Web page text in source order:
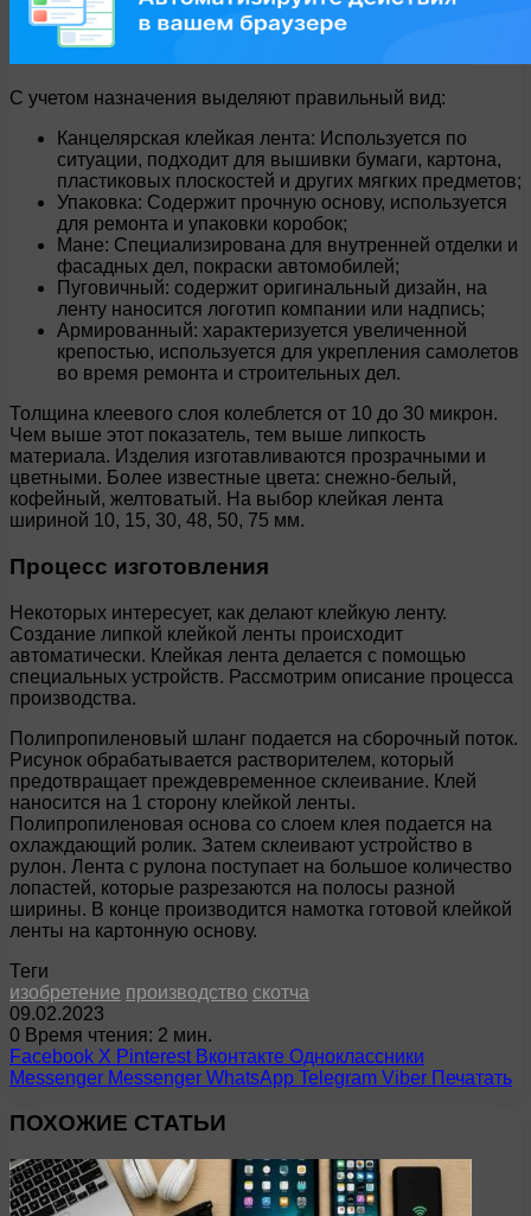
С учетом назначения выделяют правильный вид:
Канцелярская клейкая лента: Используется по
ситуации, подходит для вышивки бумаги, картона,
пластиковых плоскостей и других мягких предметов;
Упаковка: Содержит прочную основу, используется
для ремонта и упаковки коробок;
Мане: Специализирована для внутренней отделки и
фасадных дел, покраски автомобилей;
Пуговичный: содержит оригинальный дизайн, на
ленту наносится логотип компании или надпись;
Армированный: характеризуется увеличенной
крепостью, используется для укрепления самолетов
во время ремонта и строительных дел.
Толщина клеевого слоя колеблется от 10 до 30 микрон.
Чем выше этот показатель, тем выше липкость
материала. Изделия изготавливаются прозрачными и
цветными. Более известные цвета: снежно-белый,
кофейный, желтоватый. На выбор клейкая лента
шириной 10, 15, 30, 48, 50, 75 мм.
Процесс изготовления
Некоторых интересует, как делают клейкую ленту.
Создание липкой клейкой ленты происходит
автоматически. Клейкая лента делается с помощью
специальных устройств. Рассмотрим описание процесса
производства.
Полипропиленовый шланг подается на сборочный поток.
Рисунок обрабатывается растворителем, который
предотвращает преждевременное склеивание. Клей
наносится на 1 сторону клейкой ленты.
Полипропиленовая основа со слоем клея подается на
охлаждающий ролик. Затем склеивают устройство в
рулон. Лента с рулона поступает на большое количество
лопастей, которые разрезаются на полосы разной
ширины. В конце производится намотка готовой клейкой
ленты на картонную основу.
Теги
изобретение производство скотча
09.02.2023
0 Время чтения: 2 мин.
Facebook X Pinterest Вконтакте Одноклассники
Messenger Messenger WhatsApp Telegram Viber Печатать
ПОХОЖИЕ СТАТЬИ